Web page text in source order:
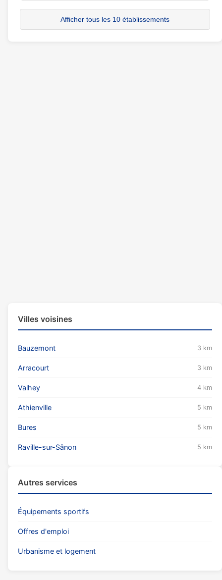
Afficher tous les 10 établissements
Villes voisines
Bauzemont 3 km
Arracourt 3 km
Valhey 4 km
Athienville 5 km
Bures 5 km
Raville-sur-Sânon 5 km
Autres services
Équipements sportifs
Offres d'emploi
Urbanisme et logement